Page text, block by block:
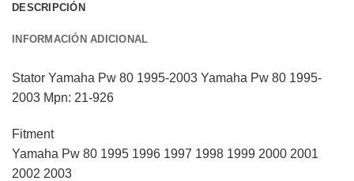
DESCRIPCIÓN
INFORMACIÓN ADICIONAL
Stator Yamaha Pw 80 1995-2003 Yamaha Pw 80 1995-
2003 Mpn: 21-926
Fitment
Yamaha Pw 80 1995 1996 1997 1998 1999 2000 2001
2002 2003